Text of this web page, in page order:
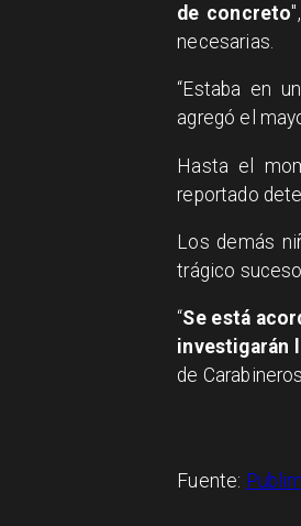
de concreto
necesarias.
“Estaba en
agregó el
Hasta el
reportado
Los demás
trágico
“Se está
investigarán
de
Fuente: